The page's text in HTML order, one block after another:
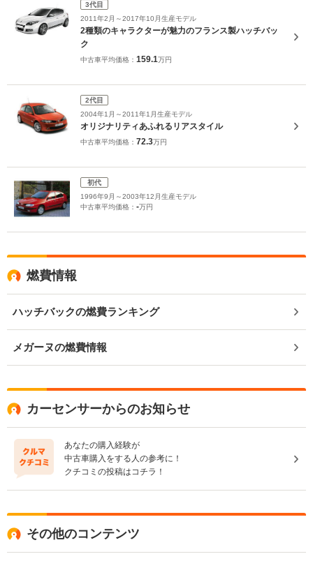
3代目
2011年2月～2017年10月生産モデル
2種類のキャラクターが魅力のフランス製ハッチバッ
ク
中古車平均価格： 159.1万円
2代目
2004年1月～2011年1月生産モデル
オリジナリティあふれるリアスタイル
中古車平均価格： 72.3万円
初代
1996年9月～2003年12月生産モデル
中古車平均価格： -万円
燃費情報
ハッチバックの燃費ランキング
メガーヌの燃費情報
カーセンサーからのお知らせ
あなたの購入経験が
中古車購入をする人の参考に！
クチコミの投稿はコチラ！
その他のコンテンツ